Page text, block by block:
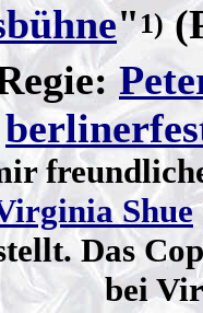
"1)
Shue
Das
bei